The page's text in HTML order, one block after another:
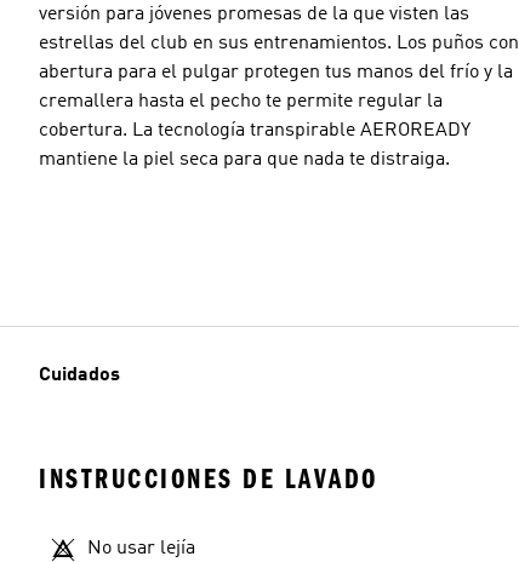
versión para jóvenes promesas de la que visten las
estrellas del club en sus entrenamientos. Los puños con
abertura para el pulgar protegen tus manos del frío y la
cremallera hasta el pecho te permite regular la
cobertura. La tecnología transpirable AEROREADY
mantiene la piel seca para que nada te distraiga.
Cuidados
INSTRUCCIONES DE LAVADO
No usar lejía